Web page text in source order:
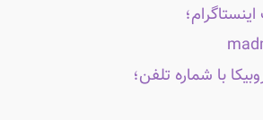
با شماره تلفن؛